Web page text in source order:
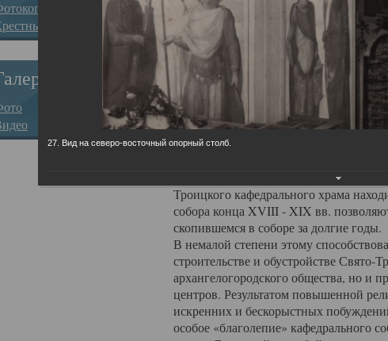
дел
ходы
Один из самых больших и светлых
портового города с отраженными в
архангелогородской школы церковного
Масштабность, благолепие и
заслуженно выделяя из
иконостас украшенный колоннами
царскими вратами, изящным
собой поистине художественную
шитьем, многочисленными
неповторимый красочный ансамбль
поражающий воображение своих
Троицкого кафедрального храма
собора конца XVIII - XIX вв.
скопившемся в соборе за долгие годы.
В немалой степени этому
строительстве и обустройстве Свято-
архангелогородского общества, но и
центров. Результатом повышенной
искренних и бескорыстных
особое «благолепие» кафедрального
27. Вид на северо-восточный опорный столб.